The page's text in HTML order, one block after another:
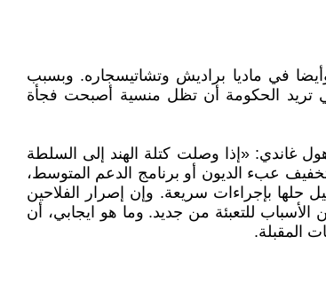
في ماديا براديش وتشاتيسجاره. وبسبب
تريد الحكومة أن تظل منسية أصبحت فجأة
غاندي: «إذا وصلت كتلة الهند إلى السلطة
عبء الديون أو برنامج الدعم المتوسط،
حلها بإجراءات سريعة. وإن إصرار الفلاحين
للتعبئة من جديد. وما هو ايجابي، أن
المقبلة.